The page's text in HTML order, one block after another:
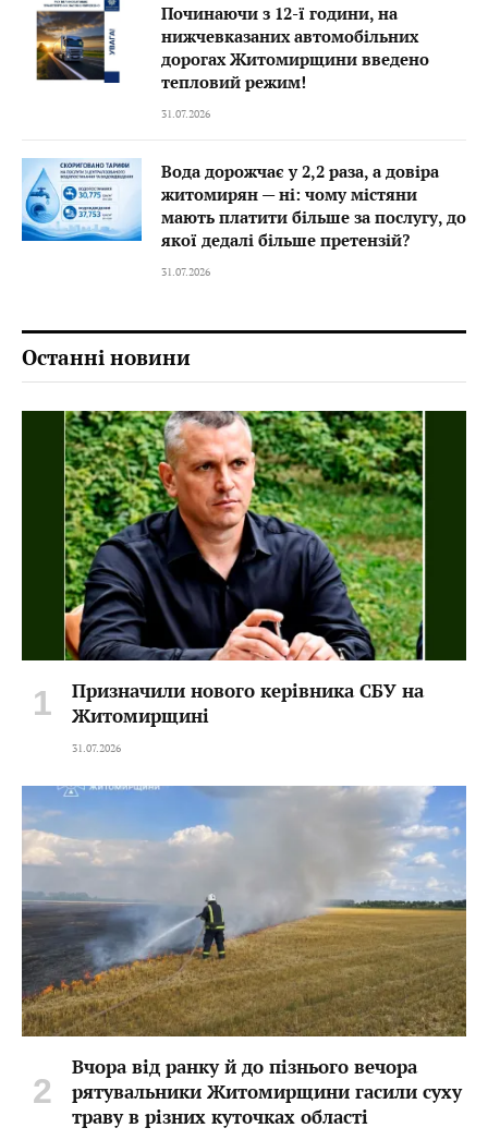
Починаючи з 12-ї години, на
нижчевказаних автомобільних
дорогах Житомирщини введено
тепловий режим!
31.07.2026
Вода дорожчає у 2,2 раза, а довіра
житомирян — ні: чому містяни
мають платити більше за послугу, до
якої дедалі більше претензій?
31.07.2026
Останні новини
Призначили нового керівника СБУ на
Житомирщині
31.07.2026
Вчора від ранку й до пізнього вечора
рятувальники Житомирщини гасили суху
траву в різних куточках області